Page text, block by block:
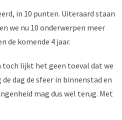
in 10 punten. Uiteraard staan
we nu 10 onderwerpen meer
de komende 4 jaar.
toch lijkt het geen toeval dat we
dag de sfeer in binnenstad en
mag dus wel terug. Met